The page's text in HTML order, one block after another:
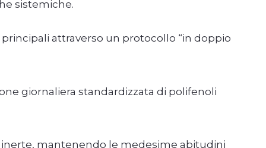
sistemiche.
attraverso un protocollo “in doppio
giornaliera standardizzata di polifenoli
mantenendo le medesime abitudini